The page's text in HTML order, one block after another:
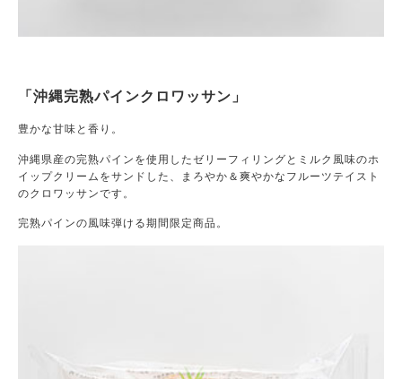
「沖縄完熟パインクロワッサン」
豊かな甘味と香り。
沖縄県産の完熟パインを使用したゼリーフィリングとミルク風味のホ
イップクリームをサンドした、まろやか＆爽やかなフルーツテイスト
のクロワッサンです。
完熟パインの風味弾ける期間限定商品。